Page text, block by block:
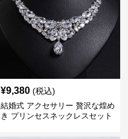
¥9,380 (税込)
結婚式 アクセサリー 贅沢な煌め
き プリンセスネックレスセット